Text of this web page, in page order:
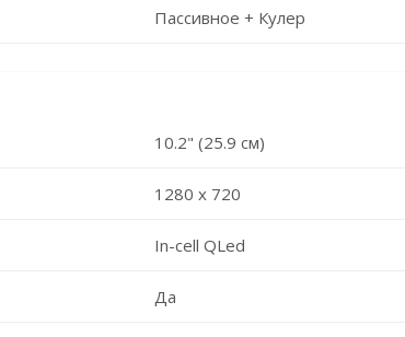
Пассивное + Кулер
10.2" (25.9 см)
1280 х 720
In-cell QLed
Да